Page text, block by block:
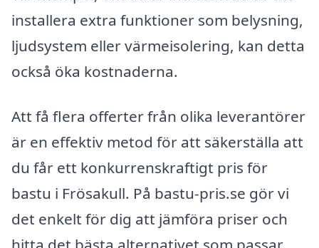
installera extra funktioner som belysning,
ljudsystem eller värmeisolering, kan detta
också öka kostnaderna.
Att få flera offerter från olika leverantörer
är en effektiv metod för att säkerställa att
du får ett konkurrenskraftigt pris för
bastu i Frösakull. På bastu-pris.se gör vi
det enkelt för dig att jämföra priser och